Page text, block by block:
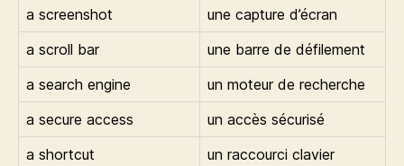
a screenshot
une capture d’écran
a scroll bar
une barre de défilement
a search engine
un moteur de recherche
a secure access
un accès sécurisé
a shortcut
un raccourci clavier